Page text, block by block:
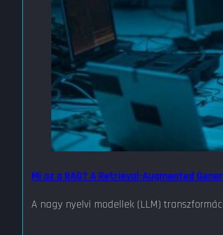
Mi az a RAG? A Retrieval-Augmented
A nagy nyelvi modellek (LLM)